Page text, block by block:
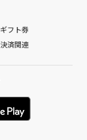
ギフト券
決済関連